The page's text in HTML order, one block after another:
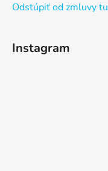
Odstúpiť od zmluvy tu
Instagram